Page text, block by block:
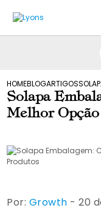
HOMEBLOGARTIGOS
Solapa
Melhor
Por: Growth - 20